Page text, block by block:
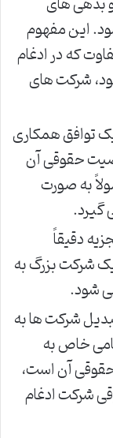
این مفهوم
که در ادغام
شرکت های
یک توافق همکاری
حقوقی آن
به صورت
دقیقاً
شرکت بزرگ به
شود.
شرکت ها به
خاص به
آن است،
شرکت ادغام